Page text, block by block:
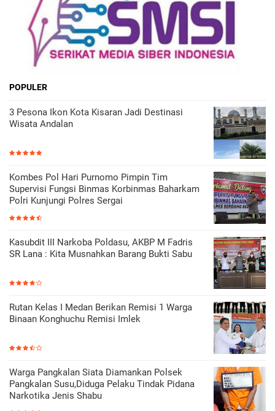
POPULER
3 Pesona Ikon Kota Kisaran Jadi Destinasi
Wisata Andalan
Kombes Pol Hari Purnomo Pimpin Tim
Supervisi Fungsi Binmas Korbinmas Baharkam
Polri Kunjungi Polres Sergai
Kasubdit III Narkoba Poldasu, AKBP M Fadris
SR Lana : Kita Musnahkan Barang Bukti Sabu
Rutan Kelas I Medan Berikan Remisi 1 Warga
Binaan Konghuchu Remisi Imlek
Warga Pangkalan Siata Diamankan Polsek
Pangkalan Susu,Diduga Pelaku Tindak Pidana
Narkotika Jenis Shabu